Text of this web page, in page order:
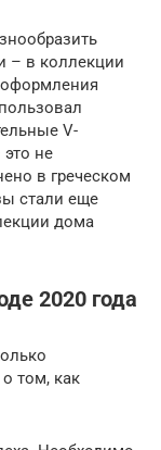
– в коллекции
V-
не
в греческом
стали еще
дома
2020 года
том, как